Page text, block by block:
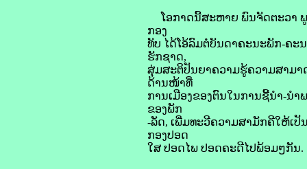
ໂອກາດນີ້ສະຫາຍ ພົນຈັດຕະວາ ພູ
ກອງ
ທັບ ໄດ້ໂອ້ລົມຕໍ່ບັນດາຄະນະພັກ-ຄ
ຮັກຊາດ,
ສຸ່ມສະຕິປັນຍາຄວາມຮູ້ຄວາມສາມາ
ດ້ານໜ້າທີ່
ການເມືອງຂອງຕົນໃນການຊີ້ນໍາ-ນໍ
ຂອງພັກ
-ລັດ, ເພີ່ມທະວີຄວາມສາມັກຄີໃຫ້
ກອງປອດ
ໃສ ປອດໄພ ປອດຄະດີໄປພ້ອມໆກັນ.